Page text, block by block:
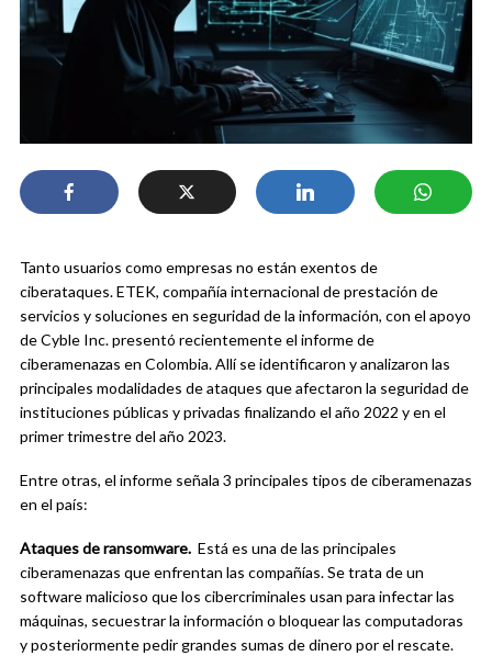
Tanto usuarios como empresas no están exentos de
ciberataques. ETEK, compañía internacional de prestación de
servicios y soluciones en seguridad de la información, con el apoyo
de Cyble Inc. presentó recientemente el informe de
ciberamenazas en Colombia. Allí se identificaron y analizaron las
principales modalidades de ataques que afectaron la seguridad de
instituciones públicas y privadas finalizando el año 2022 y en el
primer trimestre del año 2023.
Entre otras, el informe señala 3 principales tipos de ciberamenazas
en el país:
Ataques de ransomware. Está es una de las principales
ciberamenazas que enfrentan las compañías. Se trata de un
software malicioso que los cibercriminales usan para infectar las
máquinas, secuestrar la información o bloquear las computadoras
y posteriormente pedir grandes sumas de dinero por el rescate.